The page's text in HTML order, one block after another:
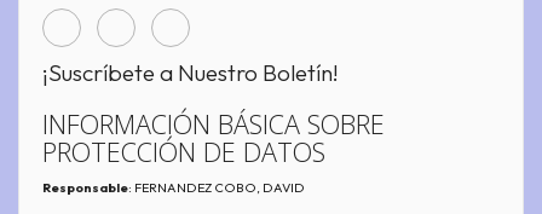
¡Suscríbete a Nuestro Boletín!
INFORMACIÓN BÁSICA SOBRE
PROTECCIÓN DE DATOS
Responsable: FERNANDEZ COBO, DAVID